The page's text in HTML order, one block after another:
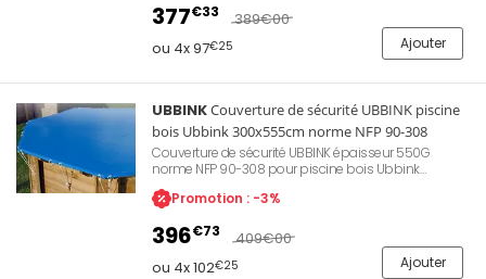
apportés par le vent. Permet également de conserver
la chaleur de l'eau et d'empêcher l'accès aux enfants.
377€33 389€00
ou 4x 97€25 Ajouter
UBBINKCouverture de sécurité UBBINK piscine
bois Ubbink 300x555cm norme NFP 90-308
Couverture de sécurité UBBINK épaisseur 550G
norme NFP 90-308 pour piscine bois Ubbink
300x555cm. Permet une protection de la qualité
d'eau lors des périodes d'hivernage ou d'absence.
apportés par le vent. Permet également de conserver
la chaleur de l'eau et d'empêcher l'accès aux enfants.
Promotion : -3%
396€73 409€00
ou 4x 102€25 Ajouter